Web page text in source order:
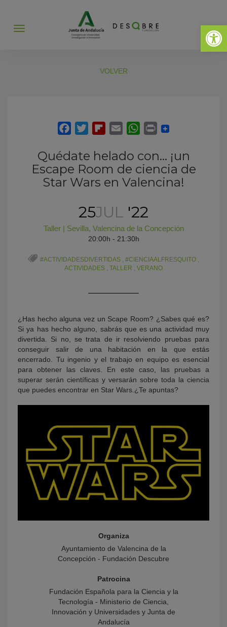
Abrir
Abrir
VOLVER
Quédate helado con… ¡un
Escape Room de ciencia de
Star Wars en Valencina!
25JUL '22
Taller| Sevilla, Valencina de la Concepción
20:00h - 21:30h
#ACTIVIDADESDIVERTIDAS , #CIENCIAALFRESQUITO ,
ACTIVIDADES , TALLER , VERANO
¿Has hecho alguna vez un Scape Room? ¿Sabes qué es?
Si ya has hecho alguno, sabrás que es una actividad muy
divertida. Si no, se trata de ir resolviendo pruebas para
conseguir salir de una habitación en la que estás
encerrado. Tu ingenio y el trabajo en equipo es esencial
para obtener las claves. En este caso, las pruebas a
superar serán científicas y versarán sobre toda la ciencia
que puedes encontrar en Star Wars.¿Te apuntas?
Organiza
Ayuntamiento de Valencina de la
Concepción - Fundación Descubre
Patrocina
Fundación Española para la Ciencia y la
Tecnología - Ministerio de Ciencia,
Innovación y Universidades y Junta de
Andalucía